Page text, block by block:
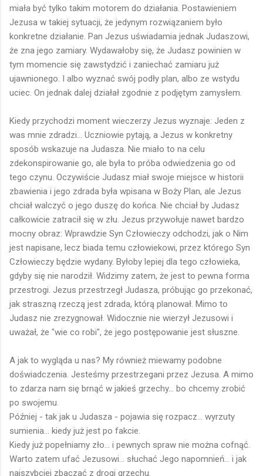
miała być tylko takim motorem do działania. Postawieniem
Jezusa w takiej sytuacji, że jedynym rozwiązaniem było
konkretne działanie. Pan Jezus uświadamia jednak Judaszowi,
że zna jego zamiary. Wydawałoby się, że Judasz powinien w
tym momencie się zawstydzić i zaniechać zamiaru już
ujawnionego. I albo wyznać swój podły plan, albo ze wstydu
uciec. On jednak dalej działał zgodnie z podjętym zamysłem.
Kiedy przychodzi moment wieczerzy Jezus wyznaje: Jeden z
was mnie zdradzi... Uczniowie pytają, a Jezus w konkretny
sposób wskazuje na Judasza. Nie miało to na celu
zdekonspirowanie go, ale była to próba odwiedzenia go od
tego czynu. Oczywiście Judasz miał swoje miejsce w historii
zbawienia i jego zdrada była wpisana w Boży Plan, ale Jezus
chciał walczyć o jego duszę do końca. Nie chciał by Judasz
całkowicie zatracił się w złu. Jezus przywołuje nawet bardzo
mocny obraz: Wprawdzie Syn Człowieczy odchodzi, jak o Nim
jest napisane, lecz biada temu człowiekowi, przez którego Syn
Człowieczy będzie wydany. Byłoby lepiej dla tego człowieka,
gdyby się nie narodził. Widzimy zatem, że jest to pewna forma
przestrogi. Jezus przestrzegł Judasza, próbując go przekonać,
jak straszną rzeczą jest zdrada, którą planował. Mimo to
Judasz nie zrezygnował. Widocznie nie wierzył Jezusowi i
uważał, że "wie co robi", że jego postępowanie jest słuszne.
A jak to wygląda u nas? My również miewamy podobne
doświadczenia. Jesteśmy przestrzegani przez Jezusa. A mimo
to zdarza nam się brnąć w jakieś grzechy... bo chcemy zrobić
po swojemu.
Później - tak jak u Judasza - pojawia się rozpacz... wyrzuty
sumienia... kiedy już jest po fakcie.
Kiedy już popełniamy zło... i pewnych spraw nie można cofnąć.
Warto zatem ufać Jezusowi... słuchać Jego napomnień... i jak
najszybciej zbaczać z drogi grzechu.